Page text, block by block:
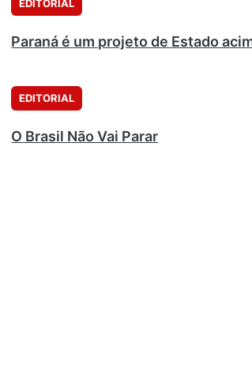
EDITORIAL
Paraná é um projeto de Estado
EDITORIAL
O Brasil Não Vai Parar